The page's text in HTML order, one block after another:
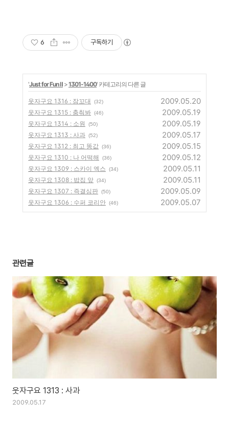
6 구독하기
'Just for Fun Ⅱ >1301-1400' 카테고리의 다른 글
웃자구요 1316 : 잠꼬대 (32) 2009.05.20
웃자구요 1315 : 춤춰봐 (46) 2009.05.19
웃자구요 1314 : 소원 (50) 2009.05.19
웃자구요 1313 : 사과 (52) 2009.05.17
웃자구요 1312 : 최고 똥값 (36) 2009.05.15
웃자구요 1310 : 나 어떡해 (36) 2009.05.12
웃자구요 1309 : 스카이 엑스 (34) 2009.05.11
웃자구요 1308 : 밥집 앞 (34) 2009.05.11
웃자구요 1307 : 즉결심판 (50) 2009.05.09
웃자구요 1306 : 수퍼 코리안 (46) 2009.05.07
관련글
웃자구요 1313 : 사과
2009.05.17